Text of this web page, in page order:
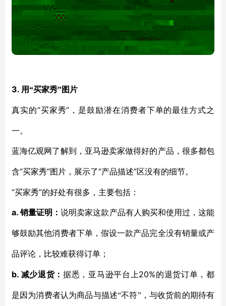
3. 用“买家秀”图片
真实的“买家秀”，是鼓励潜在消费者下单的最佳方式之
一。
蓝海亿观网了解到，亚马逊卖家做得好的产品，很多都包
含“买家秀”图片，展示了“产品描述”区没有的细节。
“买家秀”的好处有很多，主要包括：
a.销量证明：说明卖家这款产品有人购买和使用过，这能
够鼓励其他消费者下单，假设一款产品完全没有销量或产
品评论，比较难获得订单；
b. 减少退货：据悉，亚马逊平台上20%的退货订单，都
是因为消费者认为商品与描述“不符”，与收货前的期待有